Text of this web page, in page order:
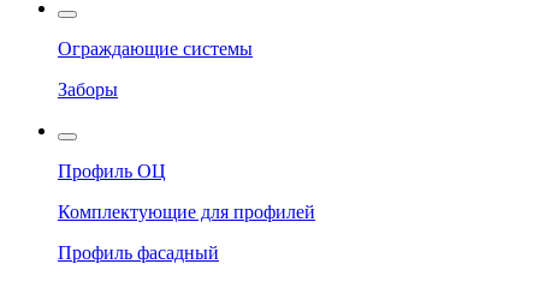
Ограждающие системы
Заборы
Профиль ОЦ
Комплектующие для профилей
Профиль фасадный